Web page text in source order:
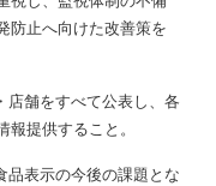
防止へ向けた改善策を
店舗をすべて公表し、各
提供すること。
品表示の今後の課題とな